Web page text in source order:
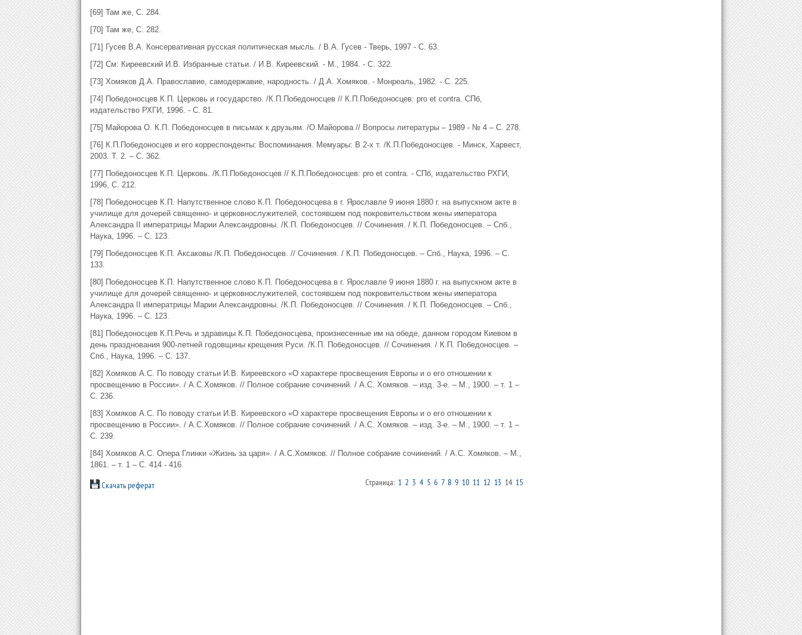
[69] Там же, С. 284.
[70] Там же, С. 282.
[71] Гусев В.А. Консервативная русская политическая мысль. / В.А. Гусев - Тверь, 1997 - С. 63.
[72] См: Киреевский И.В. Избранные статьи. / И.В. Киреевский. - М., 1984. - С. 322.
[73] Хомяков Д.А. Православие, самодержавие, народность. / Д.А. Хомяков. - Монреаль, 1982. - С. 225.
[74] Победоносцев К.П. Церковь и государство. /К.П.Победоносцев // К.П.Победоносцев: pro et contra. СПб,
издательство РХГИ, 1996. - С. 81.
[75] Майорова О. К.П. Победоносцев в письмах к друзьям. /О.Майорова // Вопросы литературы – 1989 - № 4 – С. 278.
[76] К.П.Победоносцев и его корреспонденты: Воспоминания. Мемуары: В 2-х т. /К.П.Победоносцев. - Минск, Харвест,
2003. Т. 2. – С. 362.
[77] Победоносцев К.П. Церковь. /К.П.Победоносцев // К.П.Победоносцев: pro et contra. - СПб, издательство РХГИ,
1996, С. 212.
[78] Победоносцев К.П. Напутственное слово К.П. Победоносцева в г. Ярославле 9 июня 1880 г. на выпускном акте в
училище для дочерей священно- и церковнослужителей, состоявшем под покровительством жены императора
Александра II императрицы Марии Александровны. /К.П. Победоносцев. // Сочинения. / К.П. Победоносцев. – Спб.,
Наука, 1996. – С. 123.
[79] Победоносцев К.П. Аксаковы /К.П. Победоносцев. // Сочинения. / К.П. Победоносцев. – Спб., Наука, 1996. – С.
133.
[80] Победоносцев К.П. Напутственное слово К.П. Победоносцева в г. Ярославле 9 июня 1880 г. на выпускном акте в
училище для дочерей священно- и церковнослужителей, состоявшем под покровительством жены императора
Александра II императрицы Марии Александровны. /К.П. Победоносцев. // Сочинения. / К.П. Победоносцев. – Спб.,
Наука, 1996. – С. 123.
[81] Победоносцев К.П.Речь и здравицы К.П. Победоносцева, произнесенные им на обеде, данном городом Киевом в
день празднования 900-летней годовщины крещения Руси. /К.П. Победоносцев. // Сочинения. / К.П. Победоносцев. –
Спб., Наука, 1996. – С. 137.
[82] Хомяков А.С. По поводу статьи И.В. Киреевского «О характере просвещения Европы и о его отношении к
просвещению в России». / А.С.Хомяков. // Полное собрание сочинений. / А.С. Хомяков. – изд. 3-е. – М., 1900. – т. 1 –
С. 236.
[83] Хомяков А.С. По поводу статьи И.В. Киреевского «О характере просвещения Европы и о его отношении к
просвещению в России». / А.С.Хомяков. // Полное собрание сочинений. / А.С. Хомяков. – изд. 3-е. – М., 1900. – т. 1 –
С. 239.
[84] Хомяков А.С. Опера Глинки «Жизнь за царя». / А.С.Хомяков. // Полное собрание сочинений. / А.С. Хомяков. – М.,
1861. – т. 1 – С. 414 - 416.
Скачать реферат Страница: 1 2 3 4 5 6 7 8 9 10 11 12 13 14 15